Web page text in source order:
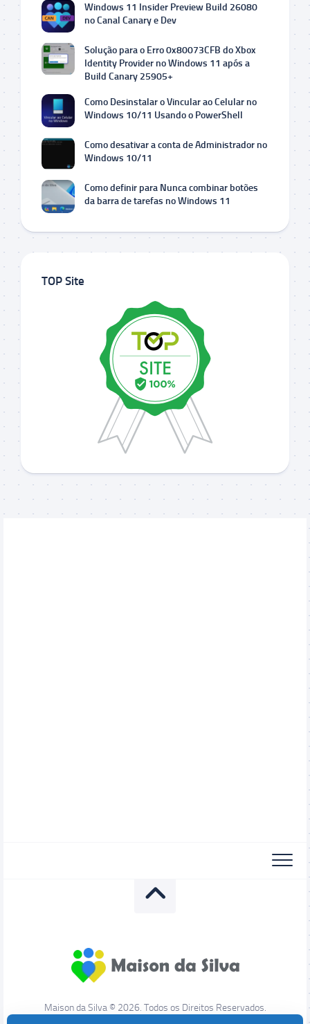
Windows 11 Insider Preview Build 26080
no Canal Canary e Dev
Solução para o Erro 0x80073CFB do Xbox
Identity Provider no Windows 11 após a
Build Canary 25905+
Como Desinstalar o Vincular ao Celular no
Windows 10/11 Usando o PowerShell
Como desativar a conta de Administrador no
Windows 10/11
Como definir para Nunca combinar botões
da barra de tarefas no Windows 11
TOP Site
Maison da Silva © 2026. Todos os Direitos Reservados.